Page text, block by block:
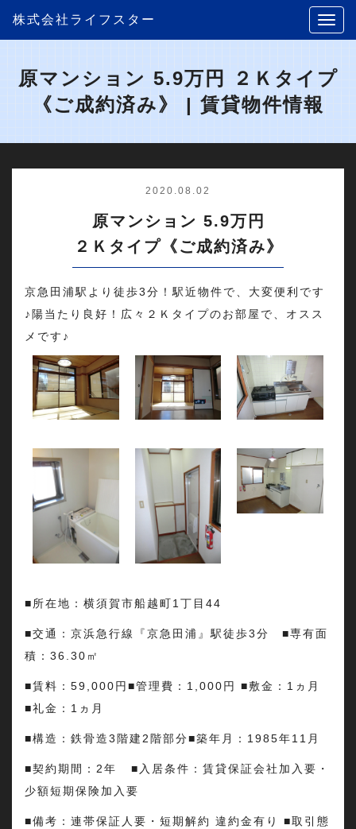
株式会社ライフスター
原マンション 5.9万円 ２Ｋタイプ
《ご成約済み》 | 賃貸物件情報
2020.08.02
原マンション 5.9万円
２Ｋタイプ《ご成約済み》
京急田浦駅より徒歩3分！駅近物件で、大変便利です
♪陽当たり良好！広々２Ｋタイプのお部屋で、オスス
メです♪
■所在地：横須賀市船越町1丁目44
■交通：京浜急行線『京急田浦』駅徒歩3分 ■専有面
積：36.30㎡
■賃料：59,000円■管理費：1,000円 ■敷金：1ヵ月
■礼金：1ヵ月
■構造：鉄骨造3階建2階部分■築年月：1985年11月
■契約期間：2年 ■入居条件：賃貸保証会社加入要・
少額短期保険加入要
■備考：連帯保証人要・短期解約 違約金有り ■取引態